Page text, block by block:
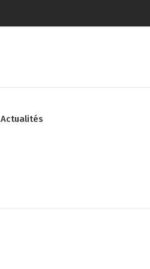
Actualités